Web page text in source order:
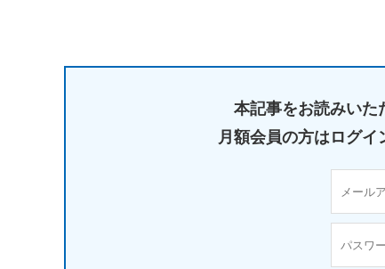
本記事をお読みいた
月額会員の方はログイ